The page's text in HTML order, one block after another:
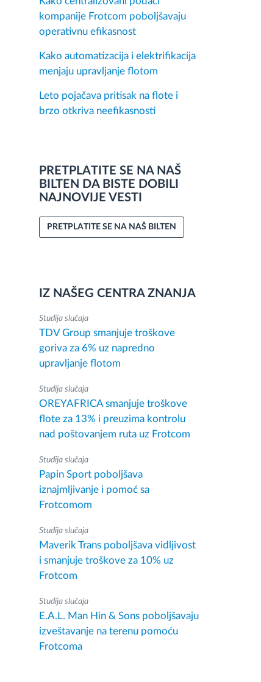
kompanije Frotcom poboljšavaju
operativnu efikasnost
Kako automatizacija i elektrifikacija
menjaju upravljanje flotom
Leto pojačava pritisak na flote i
brzo otkriva neefikasnosti
PRETPLATITE SE NA NAŠ
BILTEN DA BISTE DOBILI
NAJNOVIJE VESTI
PRETPLATITE SE NA NAŠ BILTEN
IZ NAŠEG CENTRA ZNANJA
Studija slučaja
TDV Group smanjuje troškove
goriva za 6% uz napredno
upravljanje flotom
Studija slučaja
OREYAFRICA smanjuje troškove
flote za 13% i preuzima kontrolu
nad poštovanjem ruta uz Frotcom
Studija slučaja
Papin Sport poboljšava
iznajmljivanje i pomoć sa
Frotcomom
Studija slučaja
Maverik Trans poboljšava vidljivost
i smanjuje troškove za 10% uz
Frotcom
Studija slučaja
E.A.L. Man Hin & Sons poboljšavaju
izveštavanje na terenu pomoću
Frotcoma